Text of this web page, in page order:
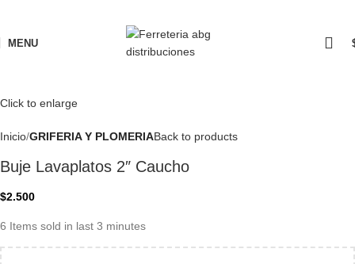
MENU
Click to enlarge
Inicio GRIFERIA Y PLOMERIABack to products
Buje Lavaplatos 2″ Caucho
$2.500
6 Items sold in last 3 minutes